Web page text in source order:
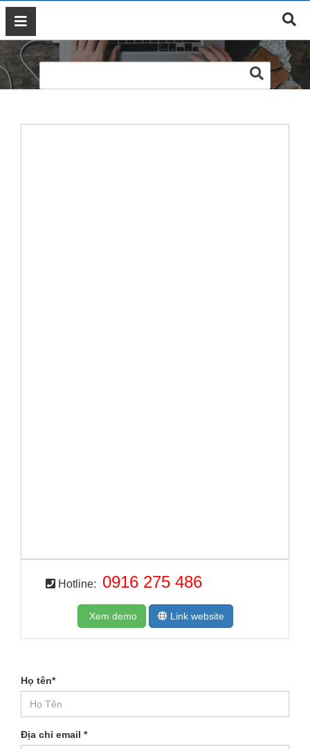
GIỚI
THIỆU
DỊCH
VỤ
Hotline: 0916 275 486
Xem demo Link website
Họ tên*
Địa chỉ email *